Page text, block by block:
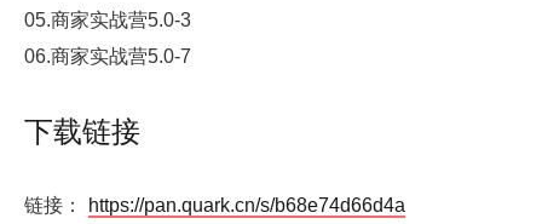
05.商家实战营5.0-3
06.商家实战营5.0-7
下载链接
链接： https://pan.quark.cn/s/b68e74d66d4a